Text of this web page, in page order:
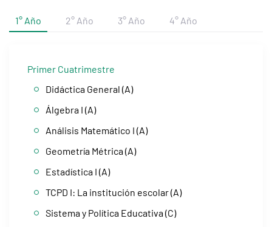
1° Año 2° Año 3° Año 4° Año
Primer Cuatrimestre
Didáctica General (A)
Álgebra I (A)
Análisis Matemático I (A)
Geometría Métrica (A)
Estadística I (A)
TCPD I: La institución escolar (A)
Sistema y Política Educativa (C)